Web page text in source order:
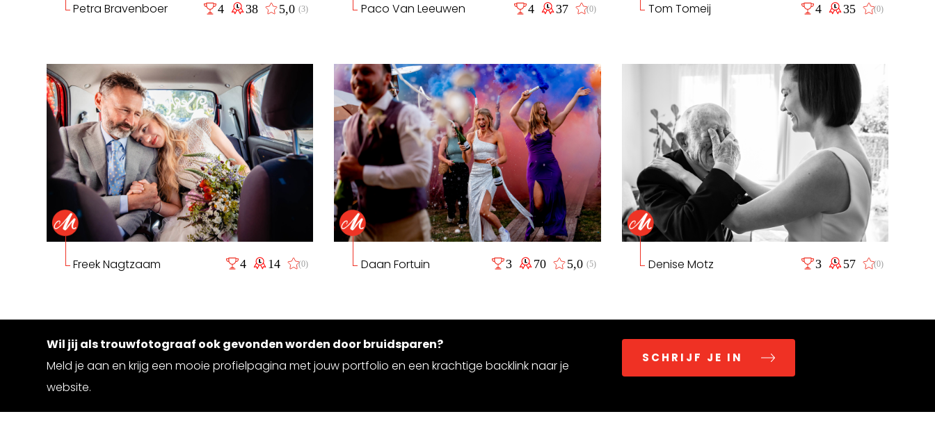
Petra Bravenboer 4 38 5,0(3) Paco Van Leeuwen 4 37 (0) Tom Tomeij 4 35 (0)
Freek Nagtzaam 4 14 (0) Daan Fortuin 3 70 5,0(5) Denise Motz 3 57 (0)
Wil jij als trouwfotograaf ook gevonden worden door bruidsparen?
Meld je aan en krijg een mooie profielpagina met jouw portfolio en een krachtige backlink naar je
website.
SCHRIJF JE IN